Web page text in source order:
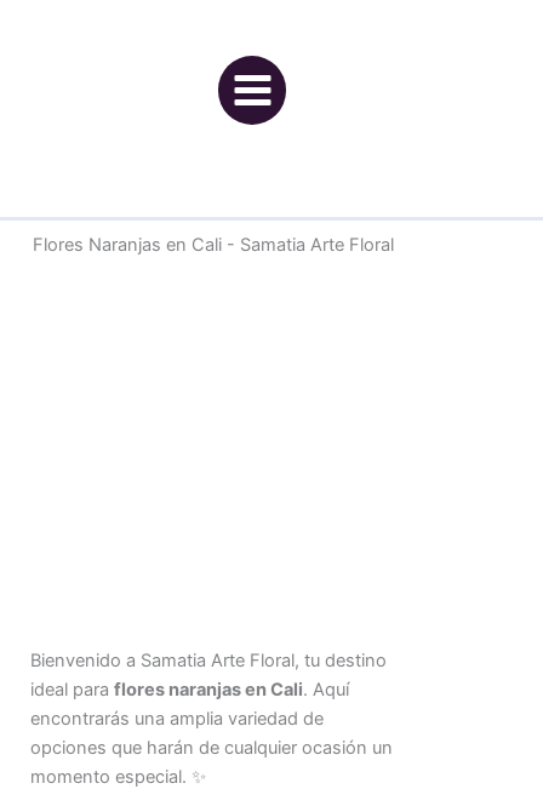
Flores Naranjas en Cali - Samatia Arte Floral
Bienvenido a Samatia Arte Floral, tu destino
ideal para flores naranjas en Cali. Aquí
encontrarás una amplia variedad de
opciones que harán de cualquier ocasión un
momento especial. ✨